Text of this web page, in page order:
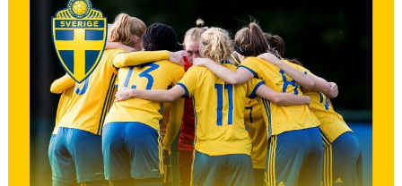
KONTAKT
DOKUMENT / RIKTLINJER / UTBILDNING